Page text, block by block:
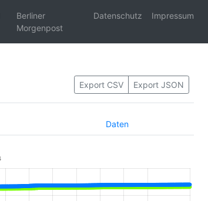
Berliner
Morgenpost
Datenschutz Impressum
Export CSV Export JSON
Daten